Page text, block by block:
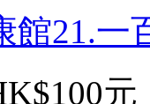
館21.一
元